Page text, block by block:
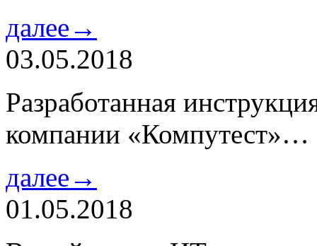
далее→
03.05.2018
Разработанная
компании «Компутест»…
далее→
01.05.2018